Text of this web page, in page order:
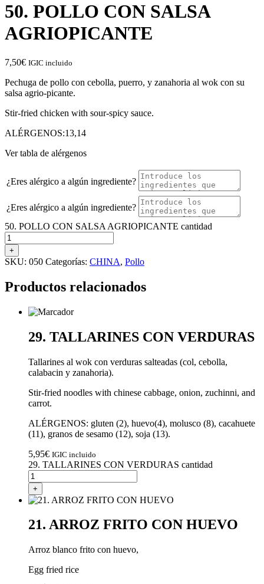
50. POLLO CON SALSA
AGRIOPICANTE
7,50€ IGIC incluido
Pechuga de pollo con cebolla, puerro, y zanahoria al wok con su
salsa agrio-picante.
Stir-fried chicken with sour-spicy sauce.
ALÉRGENOS:13,14
Ver tabla de alérgenos
¿Eres alérgico a algún ingrediente?
¿Eres alérgico a algún ingrediente?
50. POLLO CON SALSA AGRIOPICANTE cantidad
+
SKU: 050 Categorías: CHINA, Pollo
Productos relacionados
29. TALLARINES CON VERDURAS
Tallarines al wok con verduras salteadas (col, cebolla,
calabacin y zanahoria).
Stir-fried noodles with chinese cabbage, onion, zuchinni, and
carrot.
ALÉRGENOS: gluten (2), huevo(4), molusco (8), cacahuete
(11), granos de sesamo (12), soja (13).
5,95€ IGIC incluido
29. TALLARINES CON VERDURAS cantidad
+
21. ARROZ FRITO CON HUEVO
Arroz blanco frito con huevo,
Egg fried rice